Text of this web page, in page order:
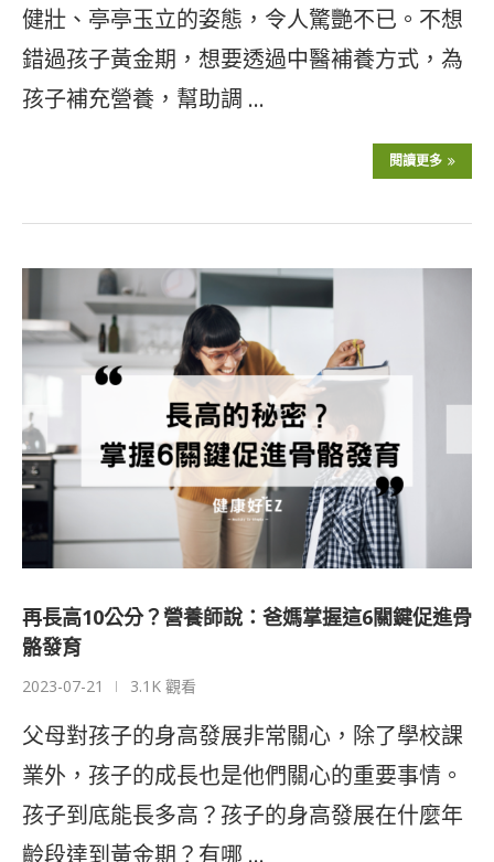
健壯、亭亭玉立的姿態，令人驚艷不已。不想
錯過孩子黃金期，想要透過中醫補養方式，為
孩子補充營養，幫助調 …
閱讀更多
再長高10公分？營養師說：爸媽掌握這6關鍵促進骨
骼發育
2023-07-21 3.1K 觀看
父母對孩子的身高發展非常關心，除了學校課
業外，孩子的成長也是他們關心的重要事情。
孩子到底能長多高？孩子的身高發展在什麼年
齡段達到黃金期？有哪 …